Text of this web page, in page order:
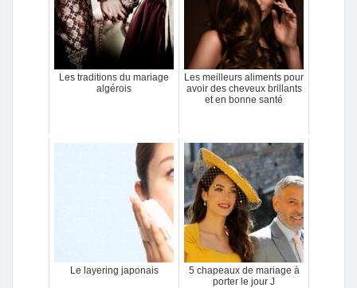
Les traditions du mariage
algérois
Les meilleurs aliments pour
avoir des cheveux brillants
et en bonne santé
Le layering japonais
5 chapeaux de mariage à
porter le jour J